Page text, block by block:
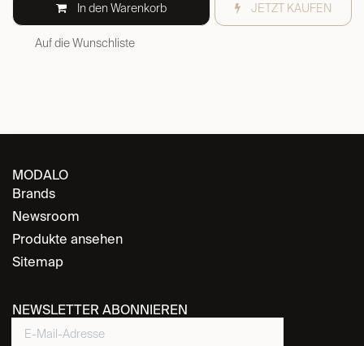
In den Warenkorb JETZT KAUFEN
Auf die Wunschliste
MODALO
Brands
Newsroom
Produkte ansehen
Sitemap
NEWSLETTER ABONNIEREN